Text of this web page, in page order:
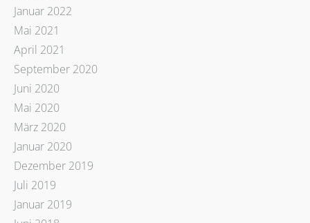
Januar 2022
Mai 2021
April 2021
September 2020
Juni 2020
Mai 2020
März 2020
Januar 2020
Dezember 2019
Juli 2019
Januar 2019